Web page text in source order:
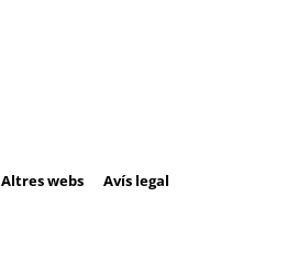
Altres webs Avís legal